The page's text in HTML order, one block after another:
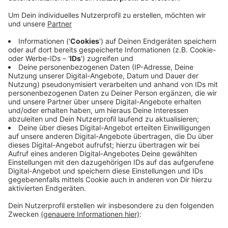
Insgesamt hätte die Tonne also verdächtig
ausgesehen.
Anzeige
Daher rücken Bombenentschärfer und ein
Sprengstoff-Spürhund aus, um diese Tonne zu
überprüfen. Es stellte sich dann heraus, dass nichts
Gefährliches in der Tonne war. Während des Einsatzes
war der gesamte Bahnhof für etwa eine halbe Stunde
gesperrt, gegen 10 Uhr wurde er wieder freigegeben.
Anzeige